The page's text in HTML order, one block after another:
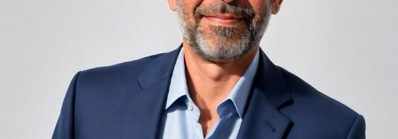
adiacent rămâne una dintre cele mai frecvente
nemulțumiri semnalate de oaspeți în recenziile online,
chiar și la unități altfel apreciate pentru servicii și
locație. De multe ori, oaspeții nu identifică pardoseala
drept sursa reală a problemei, ci descriu simplu senzația
de spațiu zgomotos sau agitat.